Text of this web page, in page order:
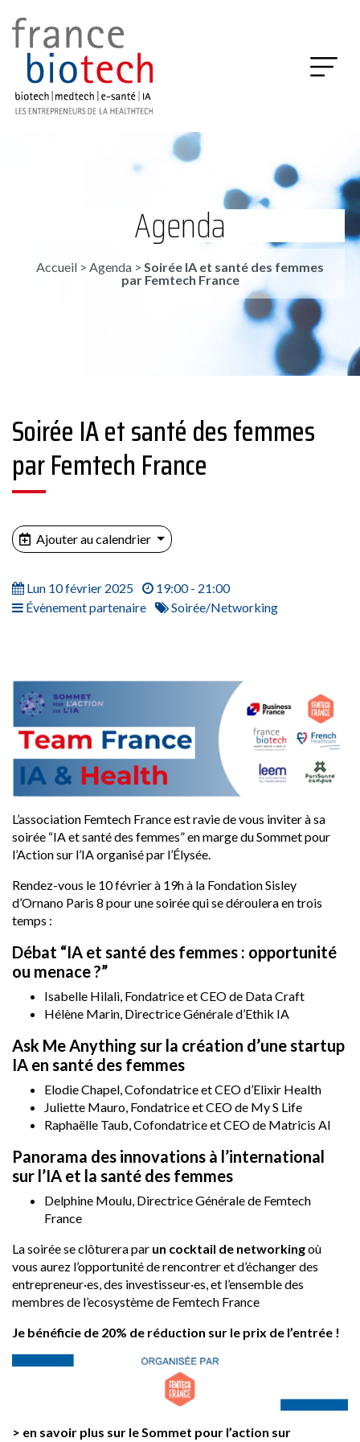
Agenda
Accueil > Agenda > Soirée IA et santé des femmes
par Femtech France
Soirée IA et santé des femmes
par Femtech France
Ajouter au calendrier
Lun 10 février 2025
19:00 - 21:00
Évènement partenaire
Soirée/Networking
L’association Femtech France est ravie de vous inviter à sa
soirée “IA et santé des femmes” en marge duSommet pour
l’Action sur l’IAorganisé par l’Élysée.
Rendez-vous le 10 février à 19h à la Fondation Sisley
d’Ornano Paris 8 pour une soirée qui se déroulera en trois
temps :
Débat “IA et santé des femmes : opportunité
ou menace ?”
Isabelle Hilali, Fondatrice et CEO de Data Craft
Hélène Marin, Directrice Générale d’Ethik IA
Ask Me Anything sur la création d’une startup
IA en santé des femmes
Elodie Chapel, Cofondatrice et CEO d’Elixir Health
Juliette Mauro, Fondatrice et CEO de My S Life
Raphaëlle Taub, Cofondatrice et CEO de Matricis AI
Panorama des innovations à l’international
sur l’IA et la santé des femmes
Delphine Moulu, Directrice Générale de Femtech
France
La soirée se clôturera par un cocktail de networkingoù
vous aurez l’opportunité de rencontrer et d’échanger des
entrepreneur·es, des investisseur·es, et l’ensemble des
membres de l’ecosystème de Femtech France
Je bénéficie de 20% de réduction sur le prix de l’entrée !
> en savoir plus sur le Sommet pour l’action sur